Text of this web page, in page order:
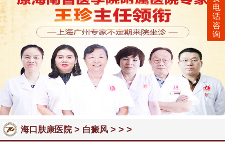
海口肤康医院> 白癜风> > >
电
话
咨
询